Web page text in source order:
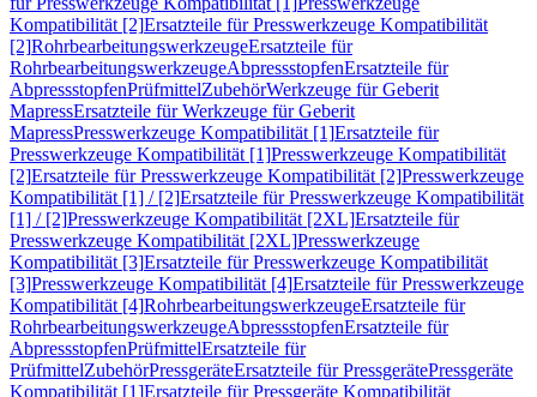
Kompatibilität [2]Ersatzteile für Presswerkzeuge Kompatibilität
[2]RohrbearbeitungswerkzeugeErsatzteile für
RohrbearbeitungswerkzeugeAbpressstopfenErsatzteile für
AbpressstopfenPrüfmittelZubehörWerkzeuge für Geberit
MapressErsatzteile für Werkzeuge für Geberit
MapressPresswerkzeuge Kompatibilität [1]Ersatzteile für
Presswerkzeuge Kompatibilität [1]Presswerkzeuge Kompatibilität
[2]Ersatzteile für Presswerkzeuge Kompatibilität [2]Presswerkzeuge
Kompatibilität [1] / [2]Ersatzteile für Presswerkzeuge Kompatibilität
[1] / [2]Presswerkzeuge Kompatibilität [2XL]Ersatzteile für
Presswerkzeuge Kompatibilität [2XL]Presswerkzeuge
Kompatibilität [3]Ersatzteile für Presswerkzeuge Kompatibilität
[3]Presswerkzeuge Kompatibilität [4]Ersatzteile für Presswerkzeuge
Kompatibilität [4]RohrbearbeitungswerkzeugeErsatzteile für
RohrbearbeitungswerkzeugeAbpressstopfenErsatzteile für
AbpressstopfenPrüfmittelErsatzteile für
PrüfmittelZubehörPressgeräteErsatzteile für PressgerätePressgeräte
Kompatibilität [1]Ersatzteile für Pressgeräte Kompatibilität